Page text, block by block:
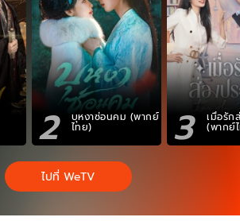
2 บุหงาซ่อนคม (พากย์
ไทย) 3 เมื่อรัก
(พากย์
ไปที่ WeTV